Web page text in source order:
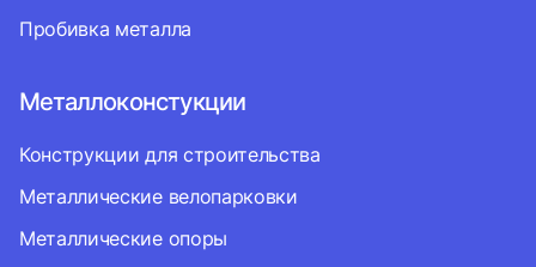
Пробивка металла
Металлоконстукции
Конструкции для строительства
Металлические велопарковки
Металлические опоры